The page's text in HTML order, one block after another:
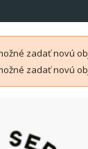
zadať novú
zadať novú